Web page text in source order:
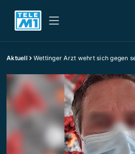
Aktuell Wettinger Arzt wehrt sich gegen